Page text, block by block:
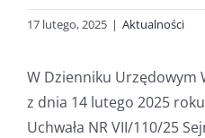
17 lutego, 2025 | Aktualności
W Dzienniku Urzędowym
z dnia 14 lutego 2025
Uchwała NR VII/110/25